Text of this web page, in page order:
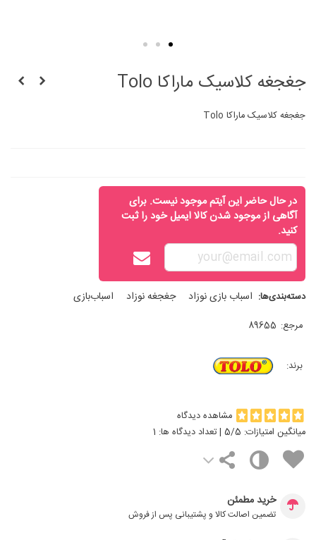
جغجغه کلاسیک ماراکا Tolo
جغجغه کلاسیک ماراکا Tolo
در حال حاضر این آیتم موجود نیست. برای
آگاهی از موجود شدن کالا ایمیل خود را ثبت
کنید.
دسته‌بندی‌ها: اسباب‌ بازی نوزاد جغجغه نوزاد اسباب‌بازی
مرجع: 89655
برند:
مشاهده دیدگاه
میانگین امتیازات:
5/5 | تعداد دیدگاه ها: 1
خرید مطمئن
تضمین اصالت کالا و پشتیبانی پس از فروش